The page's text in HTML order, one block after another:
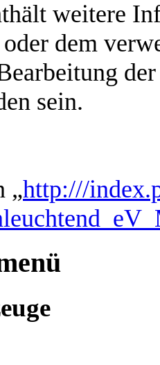
weitere
dem
sein.
„http:///